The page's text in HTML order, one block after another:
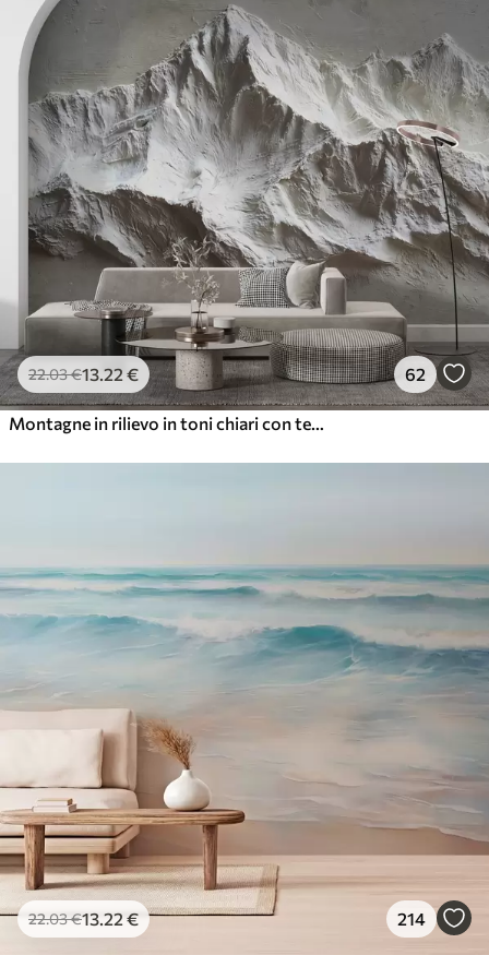
22.03€13 .22 € 62
22.03€13 .22 € 214